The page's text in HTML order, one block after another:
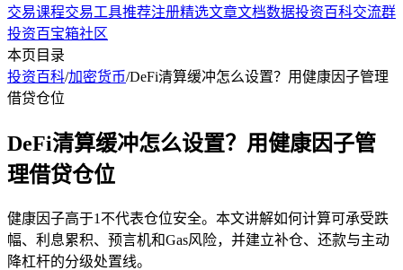
交易课程交易工具推荐注册精选文章文档数据投资百科交流群
投资百宝箱社区
本页目录
投资百科/加密货币/DeFi清算缓冲怎么设置？用健康因子管理
借贷仓位
DeFi清算缓冲怎么设置？用健康因子管
理借贷仓位
健康因子高于1不代表仓位安全。本文讲解如何计算可承受跌
幅、利息累积、预言机和Gas风险，并建立补仓、还款与主动
降杠杆的分级处置线。